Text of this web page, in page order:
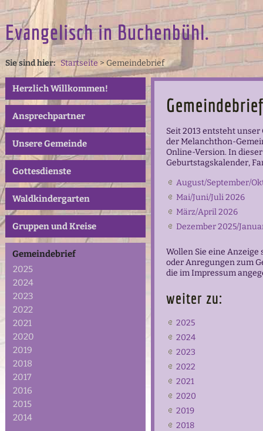
Evangelisch in Buchenbühl.
Sie sind hier:Startseite > Gemeindebrief
Herzlich Willkommen!
Ansprechpartner
Unsere Gemeinde
Gottesdienste
Waldkindergarten
Gruppen und Kreise
Gemeindebrief
2025
2024
2023
2022
2021
2020
2019
2018
2017
2016
2015
2014
Gemeindebrief
Seit 2013 entsteht
der Melanchthon-
Online-Version. In
Geburtstagskalender,
August/September/
Mai/Juni/Juli 2026
März/April 2026
Dezember 2025/
Wollen Sie eine Anzeige
oder Anregungen zum
die im Impressum
weiter zu:
2025
2024
2023
2022
2021
2020
2019
2018